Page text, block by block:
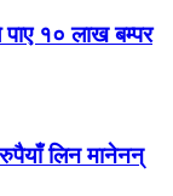
१० लाख बम्पर
लिन मानेनन्